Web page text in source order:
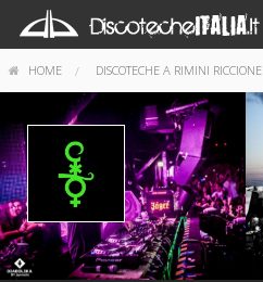
HOME DISCOTECHE A RIMINI RICCIONE